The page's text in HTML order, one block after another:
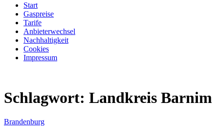
Start
Gaspreise
Tarife
Anbieterwechsel
Nachhaltigkeit
Cookies
Impressum
Schlagwort: Landkreis Barnim
Brandenburg